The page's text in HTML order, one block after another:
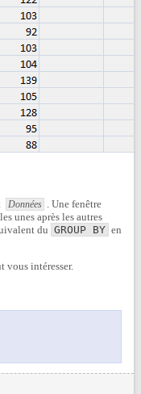
Données
. Une fenêtre
unes après les autres
du GROUP BY en
vous intéresser.